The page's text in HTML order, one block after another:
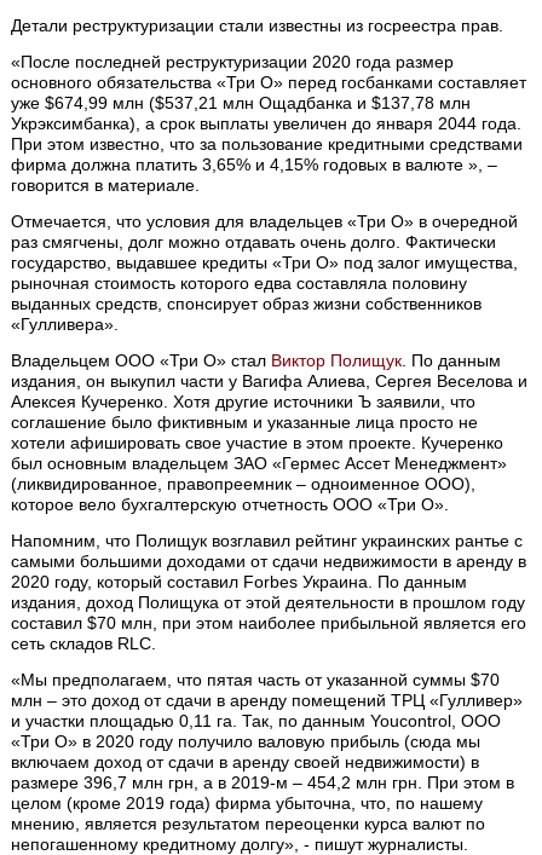
Детали реструктуризации стали известны из госреестра прав.
«После последней реструктуризации 2020 года размер
основного обязательства «Три О» перед госбанками составляет
уже $674,99 млн ($537,21 млн Ощадбанка и $137,78 млн
Укрэксимбанка), а срок выплаты увеличен до января 2044 года.
При этом известно, что за пользование кредитными средствами
фирма должна платить 3,65% и 4,15% годовых в валюте », –
говорится в материале.
Отмечается, что условия для владельцев «Три О» в очередной
раз смягчены, долг можно отдавать очень долго. Фактически
государство, выдавшее кредиты «Три О» под залог имущества,
рыночная стоимость которого едва составляла половину
выданных средств, спонсирует образ жизни собственников
«Гулливера».
Владельцем ООО «Три О» стал Виктор Полищук . По данным
издания, он выкупил части у Вагифа Алиева, Сергея Веселова и
Алексея Кучеренко. Хотя другие источники Ъ заявили, что
соглашение было фиктивным и указанные лица просто не
хотели афишировать свое участие в этом проекте. Кучеренко
был основным владельцем ЗАО «Гермес Ассет Менеджмент»
(ликвидированное, правопреемник – одноименное ООО),
которое вело бухгалтерскую отчетность ООО «Три О».
Напомним, что Полищук возглавил рейтинг украинских рантье с
самыми большими доходами от сдачи недвижимости в аренду в
2020 году, который составил Forbes Украина. По данным
издания, доход Полищука от этой деятельности в прошлом году
составил $70 млн, при этом наиболее прибыльной является его
сеть складов RLC.
«Мы предполагаем, что пятая часть от указанной суммы $70
млн – это доход от сдачи в аренду помещений ТРЦ «Гулливер»
и участки площадью 0,11 га. Так, по данным Youcontrol, ООО
«Три О» в 2020 году получило валовую прибыль (сюда мы
включаем доход от сдачи в аренду своей недвижимости) в
размере 396,7 млн грн, а в 2019-м – 454,2 млн грн. При этом в
целом (кроме 2019 года) фирма убыточна, что, по нашему
мнению, является результатом переоценки курса валют по
непогашенному кредитному долгу», - пишут журналисты.